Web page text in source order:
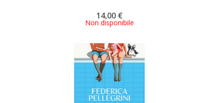
14,00 €
Non disponibile